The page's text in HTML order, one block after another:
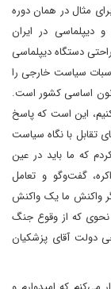
مثال در همان دوره
دیپلماسی در ایران
دستگاه دیپلماسی
سیاست خارجی را
اساسی کشور است.
این است که پاسخ
تقابل با نگاه سیاست
که ما باید در عین
گفت‌وگو و تعامل
اگر واکنش ما یک واکنش
نحوی که از وقوع جنگ
دولت آقای پزشکیان